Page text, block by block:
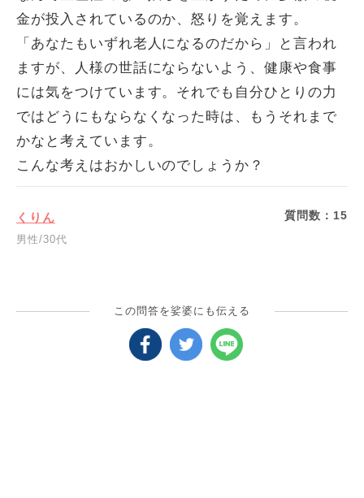
金が投入されているのか、怒りを覚えます。
「あなたもいずれ老人になるのだから」と言われ
ますが、人様の世話にならないよう、健康や食事
には気をつけています。それでも自分ひとりの力
ではどうにもならなくなった時は、もうそれまで
かなと考えています。
こんな考えはおかしいのでしょうか？
くりん
男性/30代
質問数： 15
この問答を娑婆にも伝える